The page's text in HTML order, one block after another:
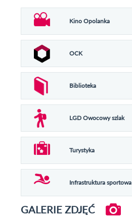
Kino Opolanka
OCK
Biblioteka
LGD Owocowy szlak
Turystyka
Infrastruktura sportowa
GALERIE ZDJĘĆ